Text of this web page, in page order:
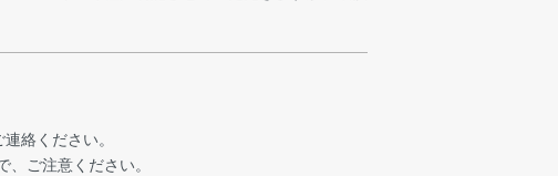
絡ください。
、ご注意ください。